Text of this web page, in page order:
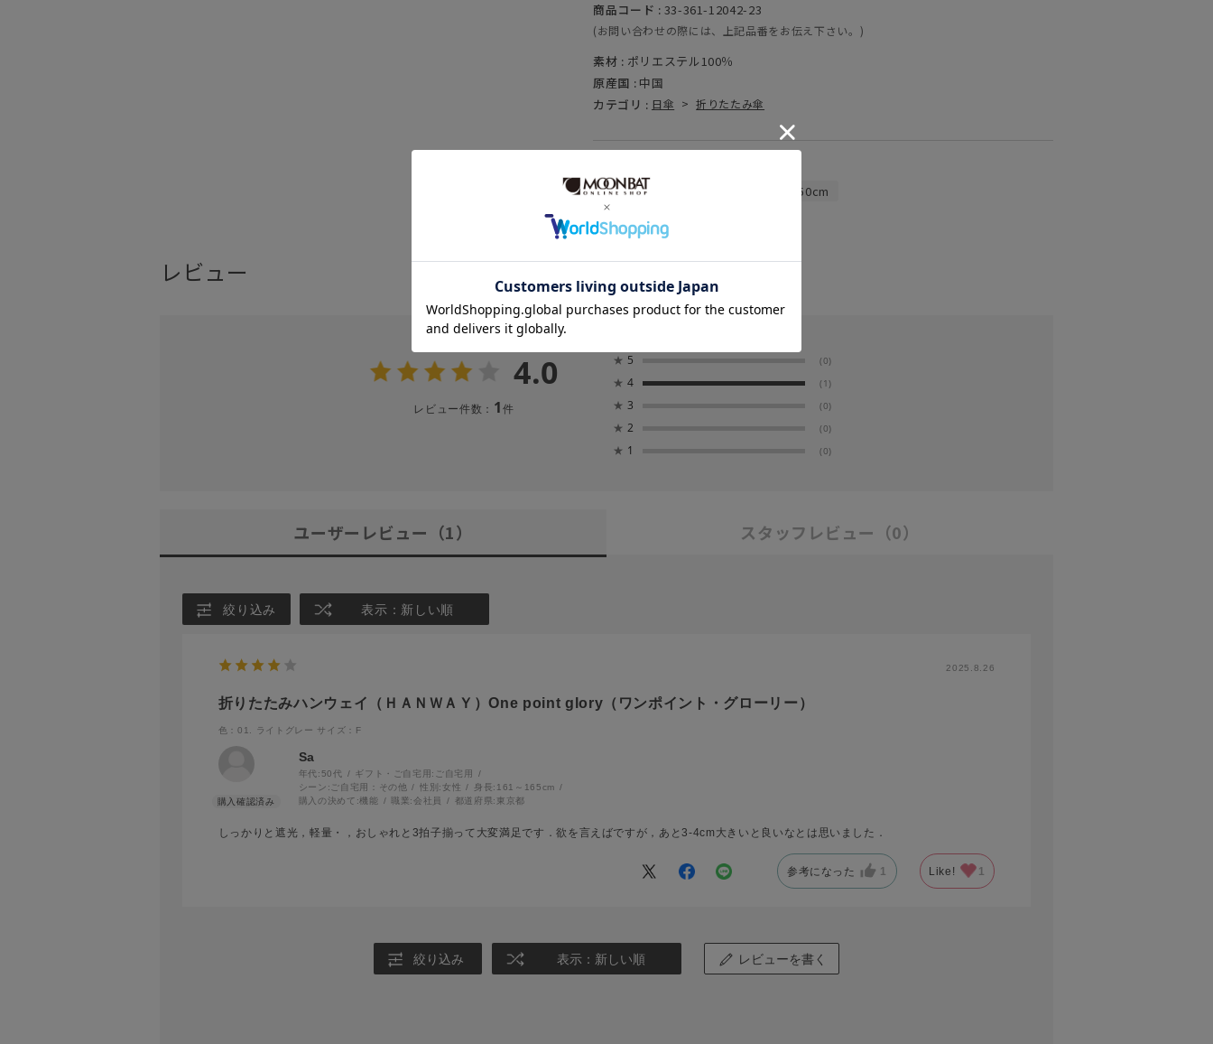
商品コード : 33-361-12042-23
(お問い合わせの際には、上記品番をお伝え下さい。)
素材 : ポリエステル100％
原産国 : 中国
カテゴリ : 日傘 > 折りたたみ傘
晴雨兼用
親骨：～50cm
レビュー
4.0
レビュー件数： 1件
★ 5 (0)
★ 4 (1)
★ 3 (0)
★ 2 (0)
★ 1 (0)
ユーザーレビュー （1） スタッフレビュー （0）
絞り込み 表示：新しい順
2025.8.26
折りたたみハンウェイ（ＨＡＮＷＡＹ）One point glory（ワンポイント・グローリー）
色：01. ライトグレー サイズ：F
Sa
年代: 50代 ギフト・ご自宅用: ご自宅用
シーン: ご自宅用：その他 性別:女性 身長: 161～165cm
購入の決めて:機能 職業:会社員 都道府県: 東京都
しっかりと遮光，軽量・，おしゃれと3拍子揃って大変満足です．欲を言えばですが，あと3-4cm大きいと良いなとは思いました．
参考になった 1 Like! 1
絞り込み 表示：新しい順 レビューを書く